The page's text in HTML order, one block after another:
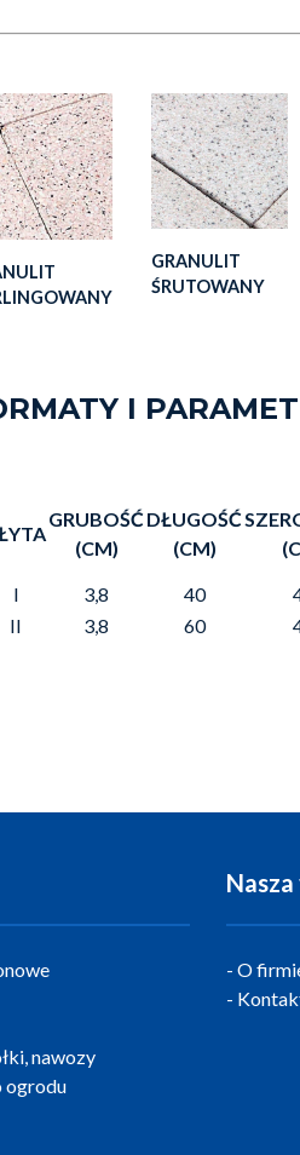
GRANULIT
ŚRUTOWANY
I
GRUBOŚĆ
(CM)
DŁUGOŚĆ
(CM)
I
3,8 40
II
3,8 60
nawozy
ogrodu
O